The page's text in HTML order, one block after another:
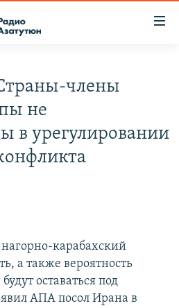
члены
не
в урегулировании
карабахский
а также вероятность
оставаться под
АПА посол Ирана в